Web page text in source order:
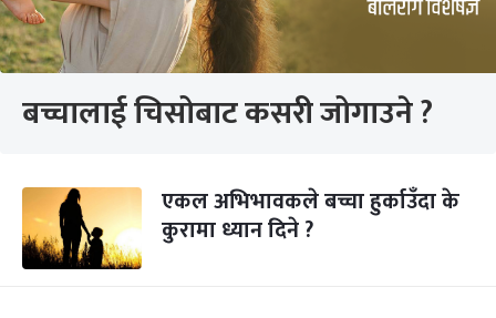
बच्चालाई चिसोबाट कसरी जोगाउने ?
एकल अभिभावकले बच्चा हुर्काउँदा के
कुरामा ध्यान दिने ?